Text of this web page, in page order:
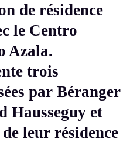
de résidence
le Centro
Azala.
trois
par Béranger
Hausseguy et
leur résidence